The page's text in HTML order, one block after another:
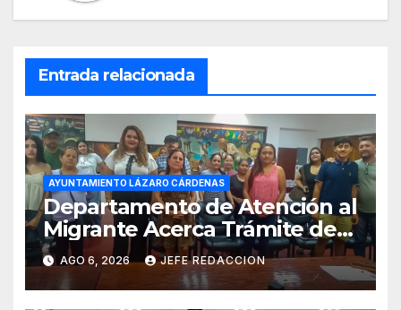
Entrada relacionada
AYUNTAMIENTO LÁZARO CÁRDENAS
Departamento de Atención al
Migrante Acerca Trámite de
Pasaportes Estadounidenses
a Residentes de Lázaro
Cárdenas
AGO 6, 2026 JEFE REDACCION